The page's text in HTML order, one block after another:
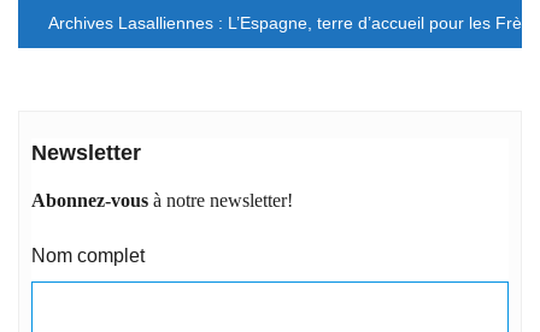
l’article
Archives Lasalliennes : L’Espagne, terre d’accueil pour les
Newsletter
Abonnez-vous à notre newsletter!
Nom complet